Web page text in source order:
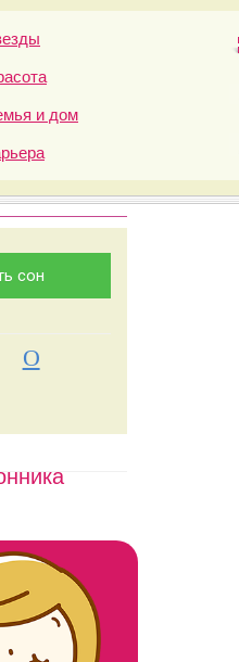
и дом
О